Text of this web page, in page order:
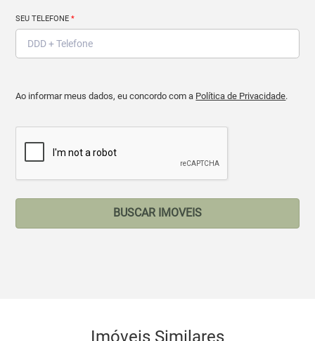
SEU TELEFONE*
Ao informar meus dados, eu concordo com a Política de Privacidade.
BUSCAR IMOVEIS
Imóveis Similares